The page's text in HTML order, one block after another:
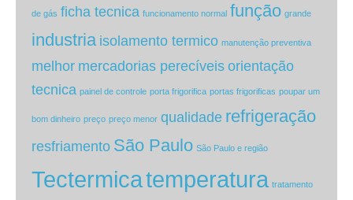
de gás ficha tecnica funcionamento normal função grande
industria isolamento termico manutenção preventiva
melhor mercadorias perecíveis orientação
tecnica painel de controle porta frigorifica portas frigorificas poupar um
bom dinheiro preço preço menor qualidade refrigeração
resfriamento São Paulo São Paulo e região
Tectermicatemperatura tratamento